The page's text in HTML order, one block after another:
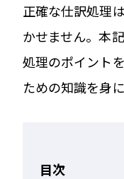
正確な仕訳処理
かせません。本
処理のポイント
ための知識を身
目次